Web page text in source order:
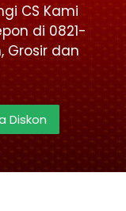
CS Kami
di 0821-
Grosir dan
Diskon